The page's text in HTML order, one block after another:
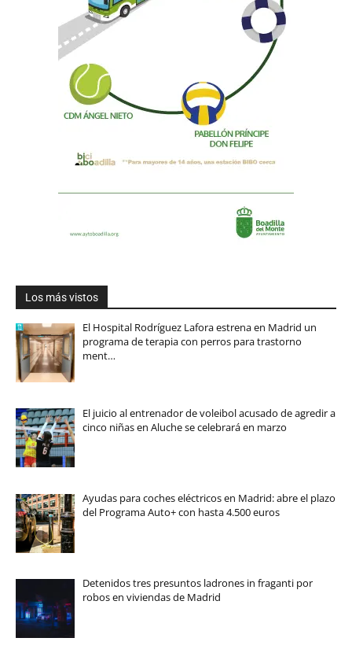
Los más vistos
El Hospital Rodríguez Lafora estrena en Madrid un
programa de terapia con perros para trastorno
ment…
El juicio al entrenador de voleibol acusado de agredir a
cinco niñas en Aluche se celebrará en marzo
Ayudas para coches eléctricos en Madrid: abre el plazo
del Programa Auto+ con hasta 4.500 euros
Detenidos tres presuntos ladrones in fraganti por
robos en viviendas de Madrid